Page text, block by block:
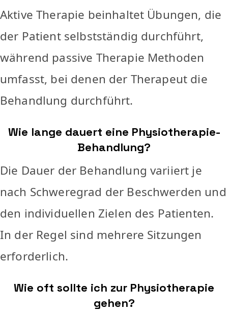
Aktive Therapie beinhaltet Übungen, die
der Patient selbstständig durchführt,
während passive Therapie Methoden
umfasst, bei denen der Therapeut die
Behandlung durchführt.
Wie lange dauert eine Physiotherapie-
Behandlung?
Die Dauer der Behandlung variiert je
nach Schweregrad der Beschwerden und
den individuellen Zielen des Patienten.
In der Regel sind mehrere Sitzungen
erforderlich.
Wie oft sollte ich zur Physiotherapie
gehen?